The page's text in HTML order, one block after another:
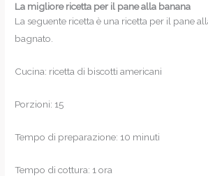
La migliore ricetta per il pane alla banana
La seguente ricetta è una ricetta per il pane
bagnato.
Cucina: ricetta di biscotti americani
Porzioni: 15
Tempo di preparazione: 10 minuti
Tempo di cottura: 1 ora